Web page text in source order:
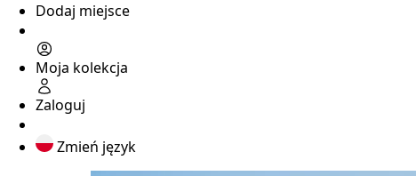
Dodaj miejsce
Moja kolekcja
Zaloguj
Zmień język